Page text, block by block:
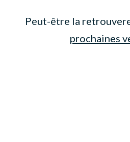
Peut-être la
prochaines